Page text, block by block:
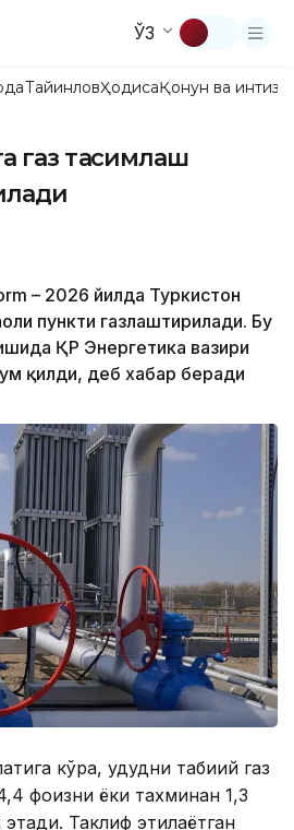
ЎЗ
ТайинловҲодисаҚонун ва
газ тақсимлаш
– 2026 йилда Туркистон
пункти газлаштирилади. Бу
ҚР Энергетика вазири
қилди, деб хабар беради
кўра, ҳудудни табиий газ
фоизни ёки тахминан 1,3
Таклиф этилаётган